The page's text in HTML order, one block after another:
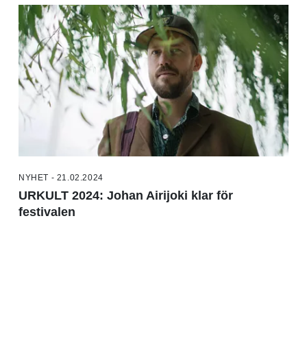
NYHET - 21.02.2024
URKULT 2024: Johan Airijoki klar för
festivalen